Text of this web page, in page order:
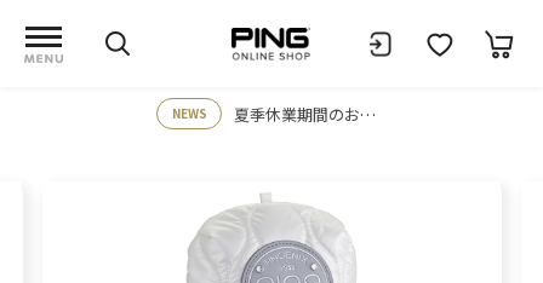
NEWS 夏季休業期間のお知らせ